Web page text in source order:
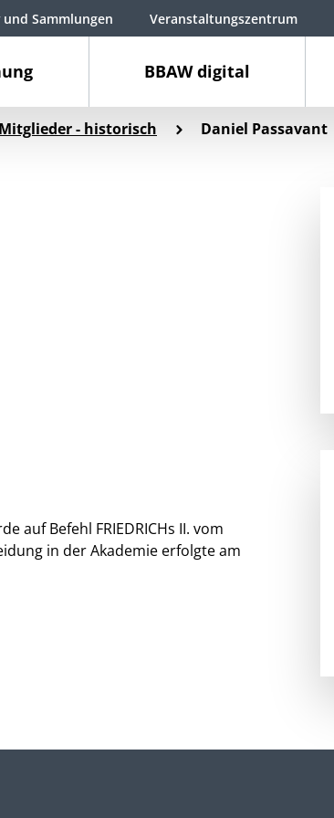
BBAW digital
und Sammlungen Veranstaltungszentrum
Mitglieder - historisch Daniel Passavant
auf Befehl FRIEDRICHs II. vom
in der Akademie erfolgte am